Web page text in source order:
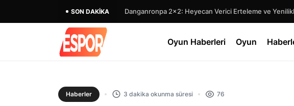
SON DAKIKA Danganronpa 2×2: Heyecan Verici Erteleme ve
Oyun Haberleri Oyun
Haberler 3 dakika okunma süresi 76